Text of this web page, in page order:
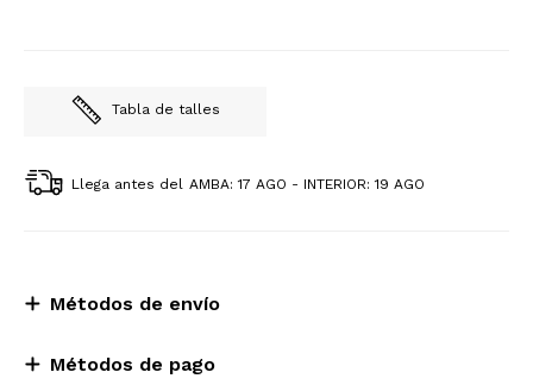
Tabla de talles
Llega antes del AMBA: 17 AGO - INTERIOR: 19 AGO
Métodos de envío
Métodos de pago